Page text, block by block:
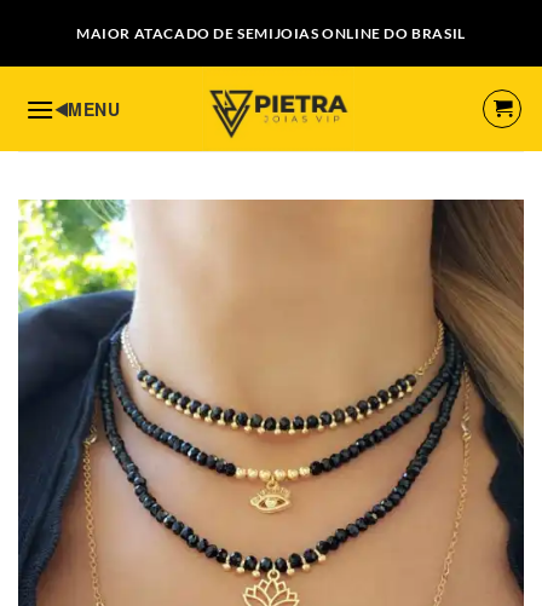
content
MAIOR ATACADO DE SEMIJOIAS ONLINE DO BRASIL